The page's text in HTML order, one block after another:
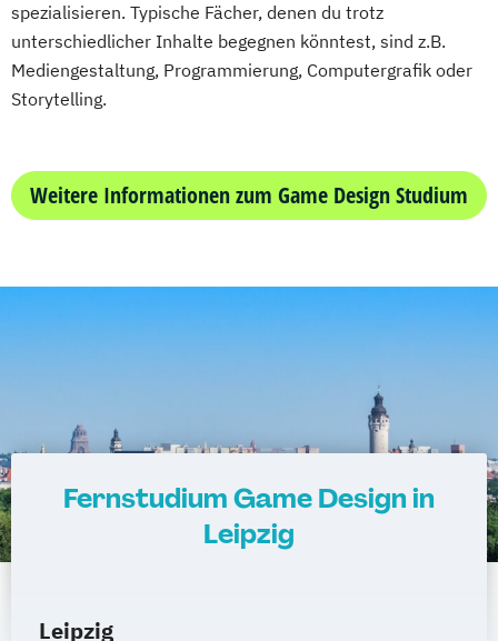
spezialisieren. Typische Fächer, denen du trotz
unterschiedlicher Inhalte begegnen könntest, sind z.B.
Mediengestaltung, Programmierung, Computergrafik oder
Storytelling.
Weitere Informationen zum Game Design Studium
Fernstudium Game Design in
Leipzig
Leipzig